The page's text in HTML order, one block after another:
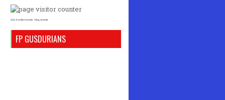
who is online counter blog counter
FP GUSDURIANS